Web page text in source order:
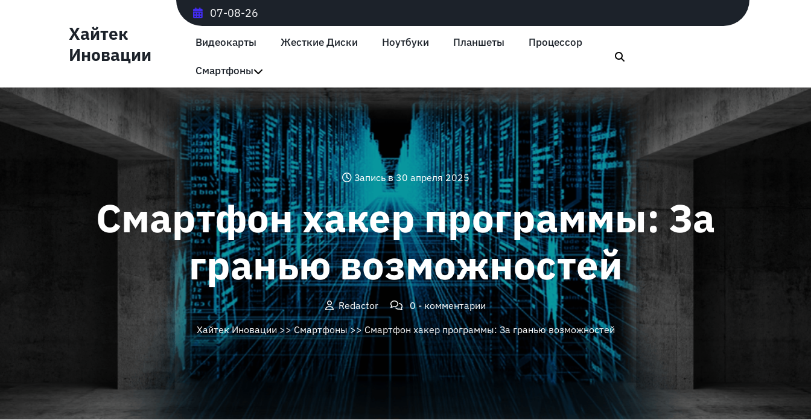
Хайтек
Иновации
07-08-26
Видеокарты Жесткие Диски Ноутбуки Планшеты Процессор
Смартфоны
Запись в 30 апреля 2025
Смартфон хакер программы: За
гранью возможностей
Redactor
0 - комментарии
Хайтек Иновации>>Смартфоны>> Смартфон хакер программы: За гранью возможностей